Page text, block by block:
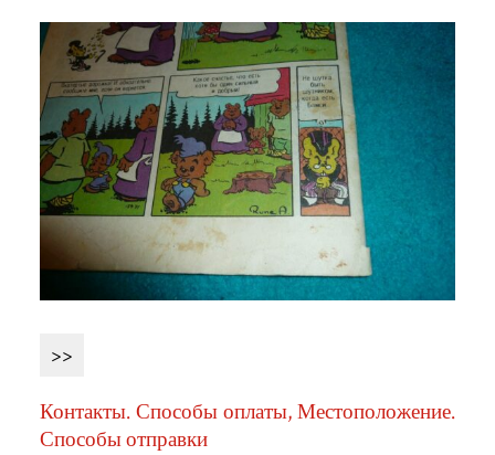
>>
Контакты. Способы оплаты, Местоположение.
Способы отправки